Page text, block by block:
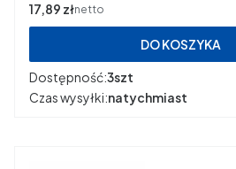
Cena
17,89 złnetto
DO KOSZYKA
Dostępność:3szt
Czas wysyłki:natychmiast